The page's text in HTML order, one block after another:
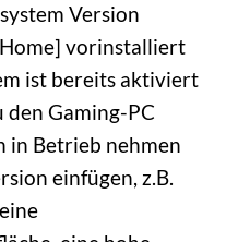
Version
vorinstalliert
ist bereits aktiviert
den Gaming-PC
in Betrieb nehmen
einfügen, z.B.